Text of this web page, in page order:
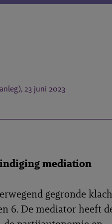
23 juni 2023
mediation
gegronde
6. De mediator heeft